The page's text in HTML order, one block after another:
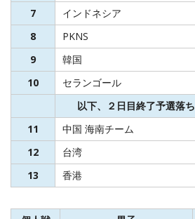
7
インドネシア
8
PKNS
9
韓国
10
セランゴール
以下、２日目終了予選落ち
11
中国 海南チーム
12
台湾
13
香港